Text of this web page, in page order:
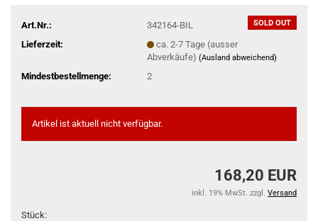
SOLD OUT
Art.Nr.:
342164-BIL
Lieferzeit:
ca. 2-7 Tage (ausser
Abverkäufe) (Ausland abweichend)
Mindestbestellmenge: 2
Artikel ist aktuell nicht verfügbar.
168,20 EUR
inkl. 19% MwSt. zzgl. Versand
Stück: